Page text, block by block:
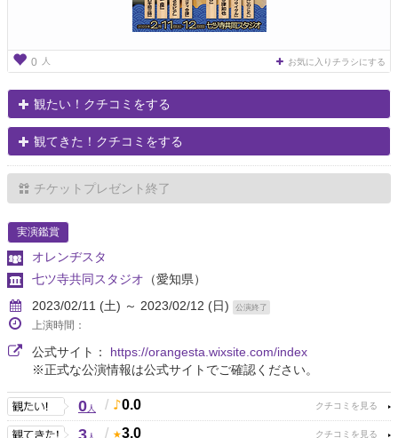
0 人 お気に入りチラシにする
観たい！クチコミをする
観てきた！クチコミをする
チケットプレゼント終了
実演鑑賞
オレンヂスタ
七ツ寺共同スタジオ （愛知県）
2023/02/11 (土) ～ 2023/02/12 (日)
公演終了
上演時間：
公式サイト： https://orangesta.wixsite.com/index
※正式な公演情報は公式サイトでご確認ください。
0人 / 0.0
/ 3.0